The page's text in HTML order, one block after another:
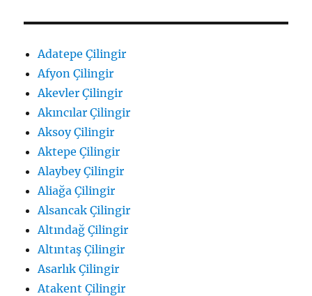
Adatepe Çilingir
Afyon Çilingir
Akevler Çilingir
Akıncılar Çilingir
Aksoy Çilingir
Aktepe Çilingir
Alaybey Çilingir
Aliağa Çilingir
Alsancak Çilingir
Altındağ Çilingir
Altıntaş Çilingir
Asarlık Çilingir
Atakent Çilingir